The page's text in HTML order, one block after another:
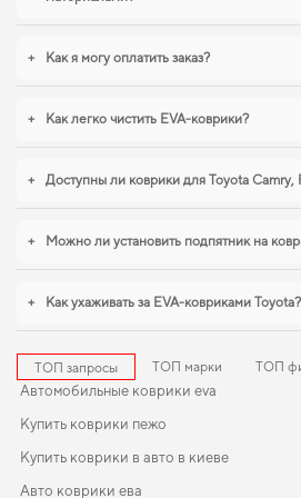
условиях ежедневных поездок особенно
усилий. Продолжим работать для вашего
которым можно доверять каждый день.
+ Как я могу оплатить заказ?
+ Как легко чистить EVA-коврики?
+ Доступны ли коврики для Toyota Camry,
+ Можно ли установить подпятник на
+ Как ухаживать за EVA-ковриками Toyota?
ТОП запросы ТОП марки ТОП
Автомобильные коврики eva
Купить коврики пежо
Купить коврики в авто в киеве
Авто коврики ева